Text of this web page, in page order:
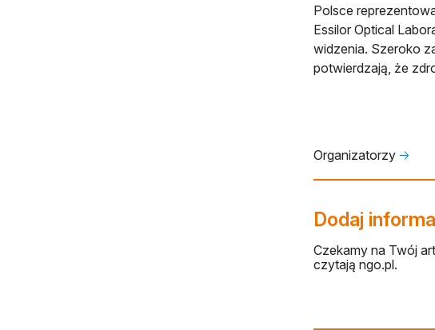
Polsce
Essilor Optical
widzenia. Szeroko
potwierdzają, że
Organizatorzy 🡢
Dodaj
Czekamy na Twój
czytają ngo.pl.